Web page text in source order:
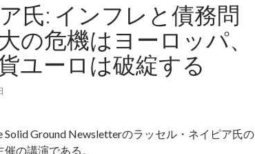
氏: インフレと債務問
の危機はヨーロッパ、
ユーロは破綻する
Solid Ground Newsletterのラッセル・ネイピア氏の
催の講演である。